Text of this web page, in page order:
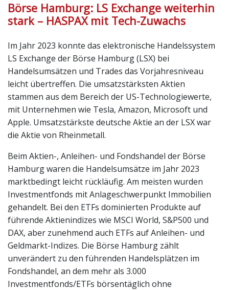
Börse Hamburg: LS Exchange weiterhin
stark – HASPAX mit Tech-Zuwachs
Im Jahr 2023 konnte das elektronische Handelssystem
LS Exchange der Börse Hamburg (LSX) bei
Handelsumsätzen und Trades das Vorjahresniveau
leicht übertreffen. Die umsatzstärksten Aktien
stammen aus dem Bereich der US-Technologiewerte,
mit Unternehmen wie Tesla, Amazon, Microsoft und
Apple. Umsatzstärkste deutsche Aktie an der LSX war
die Aktie von Rheinmetall.
Beim Aktien-, Anleihen- und Fondshandel der Börse
Hamburg waren die Handelsumsätze im Jahr 2023
marktbedingt leicht rückläufig. Am meisten wurden
Investmentfonds mit Anlageschwerpunkt Immobilien
gehandelt. Bei den ETFs dominierten Produkte auf
führende Aktienindizes wie MSCI World, S&P500 und
DAX, aber zunehmend auch ETFs auf Anleihen- und
Geldmarkt-Indizes. Die Börse Hamburg zählt
unverändert zu den führenden Handelsplätzen im
Fondshandel, an dem mehr als 3.000
Investmentfonds/ETFs börsentäglich ohne